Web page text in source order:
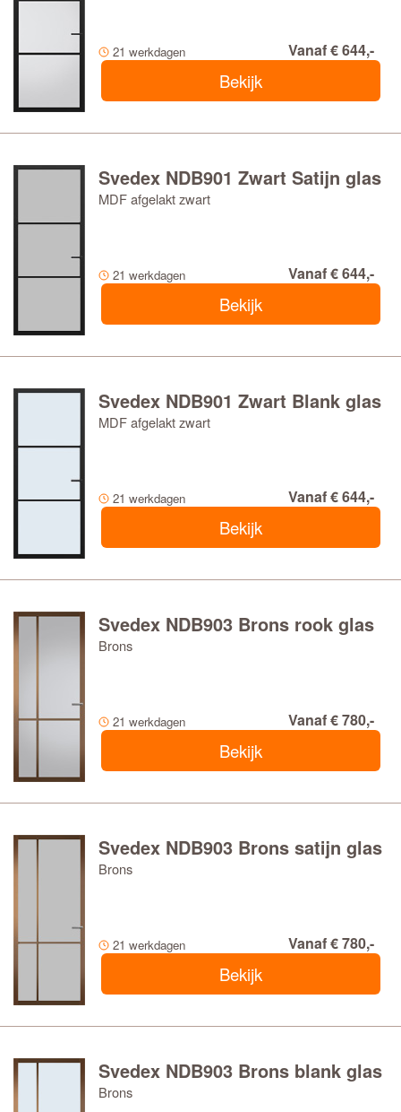
21 werkdagen Vanaf € 644,-
Bekijk
Svedex NDB901 Zwart Satijn glas
MDF afgelakt zwart
21 werkdagen Vanaf € 644,-
Bekijk
Svedex NDB901 Zwart Blank glas
MDF afgelakt zwart
21 werkdagen Vanaf € 644,-
Bekijk
Svedex NDB903 Brons rook glas
Brons
21 werkdagen Vanaf € 780,-
Bekijk
Svedex NDB903 Brons satijn glas
Brons
21 werkdagen Vanaf € 780,-
Bekijk
Svedex NDB903 Brons blank glas
Brons